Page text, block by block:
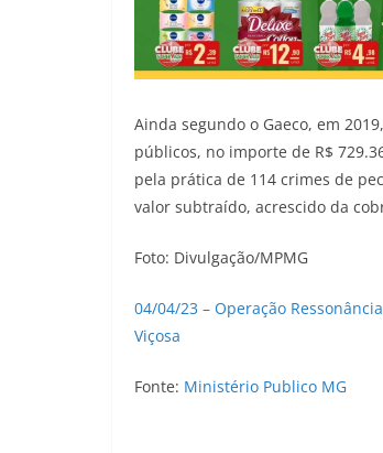
Ainda segundo o Gaeco, em
públicos, no importe de R$
pela prática de 114 crimes de
valor subtraído, acrescido da
Foto: Divulgação/MPMG
04/04/23 – Operação
Viçosa
Fonte: Ministério Publico MG